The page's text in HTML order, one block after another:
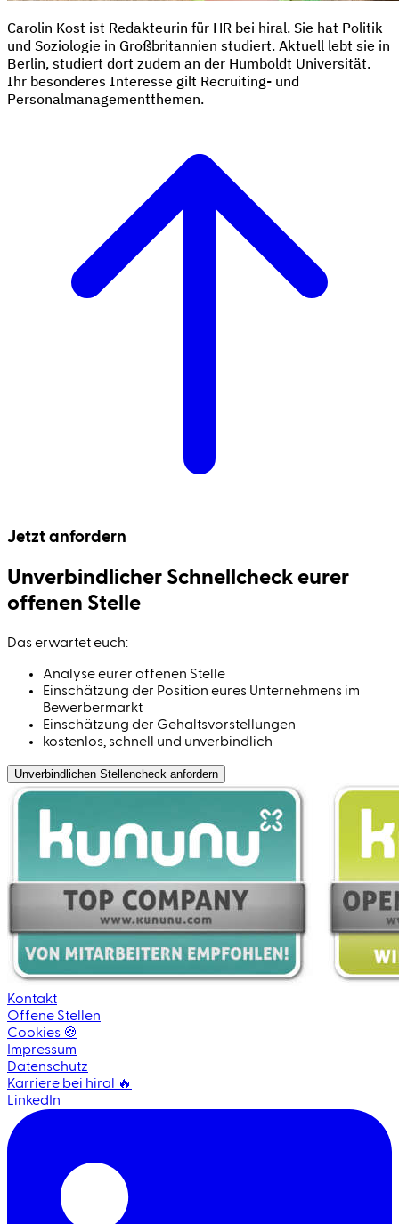
Carolin Kost ist Redakteurin für HR bei hiral. Sie hat Politik
und Soziologie in Großbritannien studiert. Aktuell lebt sie in
Berlin, studiert dort zudem an der Humboldt Universität.
Ihr besonderes Interesse gilt Recruiting- und
Personalmanagementthemen.
Jetzt anfordern
Unverbindlicher Schnell­check eurer
offenen Stelle
Das erwartet euch:
Analyse eurer offenen Stelle
Einschätzung der Position eures Unternehmens im
Bewerbermarkt
Einschätzung der Gehaltsvorstellungen
kostenlos, schnell und unverbindlich
Unverbindlichen Stellen­check anfordern
Kontakt
Offene Stellen
Cookies 🍪
Impressum
Datenschutz
Karriere bei hiral 🔥
LinkedIn